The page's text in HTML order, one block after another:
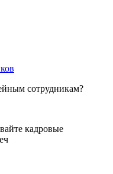
сотрудникам?
кадровые